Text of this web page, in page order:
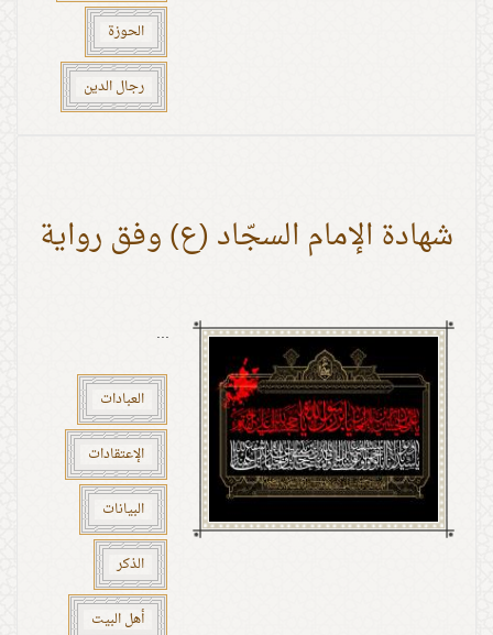
الحوزة
رجال الدين
شهادة الإمام السجّاد (ع) وفق رواية
...
العبادات
الإعتقادات
البيانات
الذكر
أهل البيت